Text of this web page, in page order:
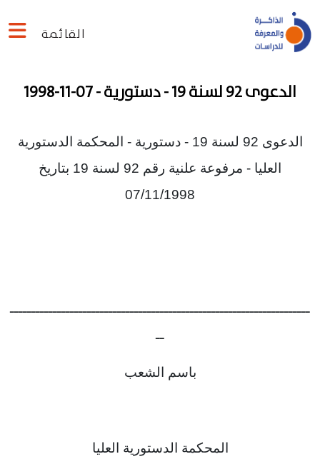
القائمة
الدعوى 92 لسنة 19 - دستورية - 07-11-1998
الدعوى 92 لسنة 19 - دستورية - المحكمة الدستورية
العليا - مرفوعة علنية رقم 92 لسنة 19 بتاريخ
07/11/1998
ــــــــــــــــــــــــــــــــــــــــــــــــــــــــــــــــــــــ
ــ
باسم الشعب
المحكمة الدستورية العليا